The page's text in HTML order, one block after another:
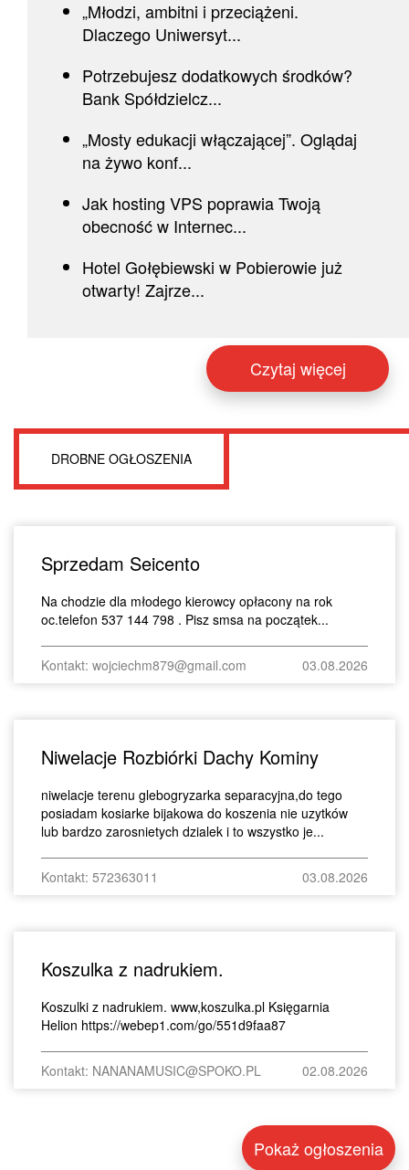
„Młodzi, ambitni i przeciążeni.
Dlaczego Uniwersyt...
Potrzebujesz dodatkowych środków?
Bank Spółdzielcz...
„Mosty edukacji włączającej”. Oglądaj
na żywo konf...
Jak hosting VPS poprawia Twoją
obecność w Internec...
Hotel Gołębiewski w Pobierowie już
otwarty! Zajrze...
Czytaj więcej
DROBNE OGŁOSZENIA
Sprzedam Seicento
Na chodzie dla młodego kierowcy opłacony na rok
oc.telefon 537 144 798 . Pisz smsa na początek...
Kontakt: wojciechm879@gmail.com 03.08.2026
Niwelacje Rozbiórki Dachy Kominy
niwelacje terenu glebogryzarka separacyjna,do tego
posiadam kosiarke bijakowa do koszenia nie uzytków
lub bardzo zarosnietych dzialek i to wszystko je...
Kontakt: 572363011 03.08.2026
Koszulka z nadrukiem.
Koszulki z nadrukiem. www,koszulka.pl Księgarnia
Helion https://webep1.com/go/551d9faa87
Kontakt: NANANAMUSIC@SPOKO.PL 02.08.2026
Pokaż ogłoszenia